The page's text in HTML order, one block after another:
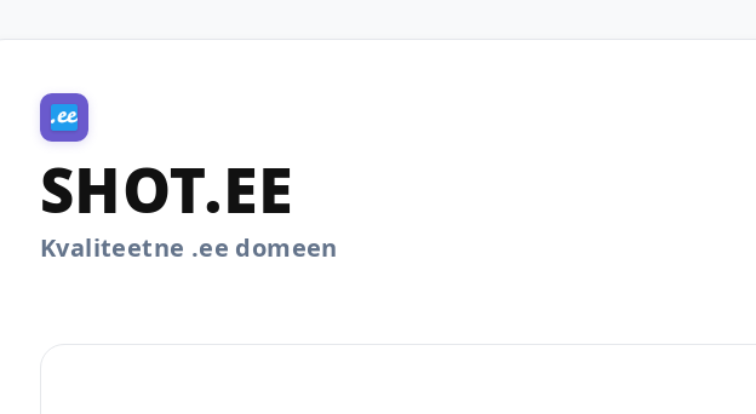
SHOT.EE
Kvaliteetne .ee domeen